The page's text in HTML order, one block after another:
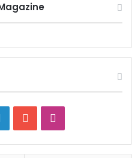
LinkedinYouTube